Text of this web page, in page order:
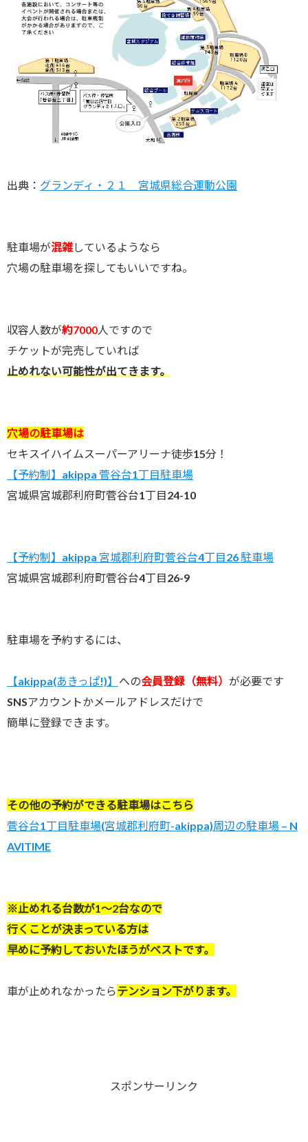
出典： グランディ・２１ 宮城県総合運動公園
駐車場が混雑しているようなら
穴場の駐車場を探してもいいですね。
収容人数が約7000人ですので
チケットが完売していれば
止めれない可能性が出てきます。
穴場の駐車場は
セキスイハイムスーパーアリーナ徒歩15分！
【予約制】akippa 菅谷台1丁目駐車場
宮城県宮城郡利府町菅谷台1丁目24-10
【予約制】akippa 宮城郡利府町菅谷台4丁目26 駐車場
宮城県宮城郡利府町菅谷台4丁目26-9
駐車場を予約するには、
【akippa(あきっぱ!)】 への会員登録（無料） が必要です
SNSアカウントかメールアドレスだけで
簡単に登録できます。
その他の予約ができる駐車場はこちら
菅谷台1丁目駐車場(宮城郡利府町-akippa)周辺の駐車場 – N
AVITIME
※止めれる台数が1～2台なので
行くことが決まっている方は
早めに予約しておいたほうがベストです。
車が止めれなかったらテンション下がります。
スポンサーリンク